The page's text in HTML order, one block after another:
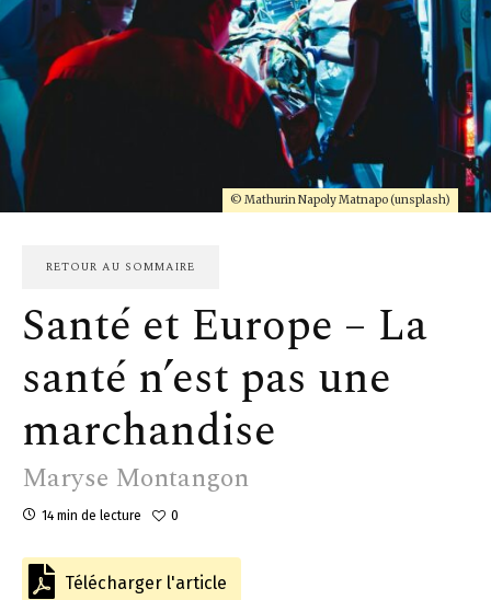
© Mathurin Napoly Matnapo (unsplash)
RETOUR AU SOMMAIRE
Santé et Europe – La
santé n’est pas une
marchandise
Maryse Montangon
14 min de lecture 0
Télécharger l'article